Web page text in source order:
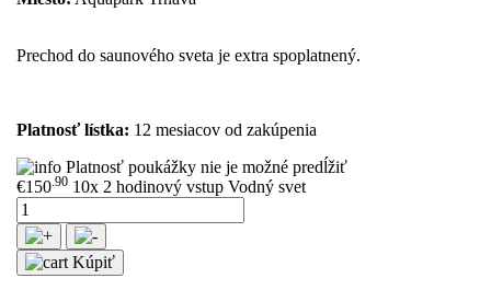
Prechod do saunového sveta je extra spoplatnený.
Platnosť lístka: 12 mesiacov od zakúpenia
Platnosť poukážky nie je možné predĺžiť
€150.90 10x 2 hodinový vstup Vodný svet
Kúpiť